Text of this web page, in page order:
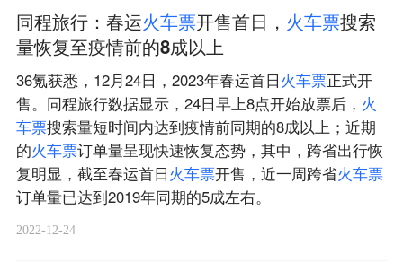
同程旅行：春运火车票开售首日， 火车票搜索
量恢复至疫情前的8成以上
36氪获悉，12月24日，2023年春运首日火车票正式开
售。同程旅行数据显示，24日早上8点开始放票后， 火
车票搜索量短时间内达到疫情前同期的8成以上；近期
的火车票订单量呈现快速恢复态势，其中，跨省出行恢
复明显，截至春运首日火车票开售，近一周跨省火车票
订单量已达到2019年同期的5成左右。
2022-12-24